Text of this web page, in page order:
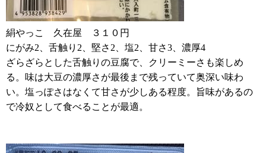
絹やっこ 久在屋 ３１０円
にがみ2、舌触り2、堅さ2、塩2、甘さ3、濃厚4
ざらざらとした舌触りの豆腐で、クリーミーさも楽しめ
る。味は大豆の濃厚さが最後まで残っていて奥深い味わ
い。塩っぽさはなくて甘さが少しある程度。旨味があるの
で冷奴として食べることが最適。